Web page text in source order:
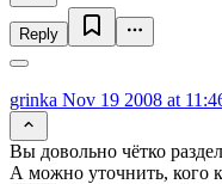
Reply
grinka Nov 19 2008 at
Вы довольно чётко
А можно уточнить, кого